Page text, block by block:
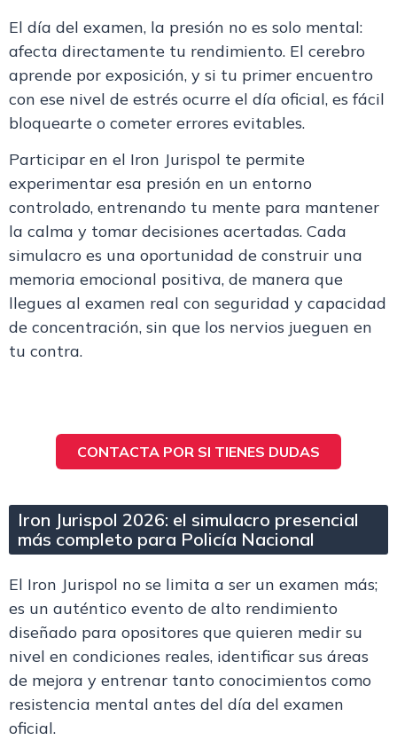
El día del examen, la presión no es solo mental:
afecta directamente tu rendimiento. El cerebro
aprende por exposición, y si tu primer encuentro
con ese nivel de estrés ocurre el día oficial, es fácil
bloquearte o cometer errores evitables.
Participar en el Iron Jurispol te permite
experimentar esa presión en un entorno
controlado, entrenando tu mente para mantener
la calma y tomar decisiones acertadas. Cada
simulacro es una oportunidad de construir una
memoria emocional positiva, de manera que
llegues al examen real con seguridad y capacidad
de concentración, sin que los nervios jueguen en
tu contra.
CONTACTA POR SI TIENES DUDAS
Iron Jurispol 2026: el simulacro presencial
más completo para Policía Nacional
El Iron Jurispol no se limita a ser un examen más;
es un auténtico evento de alto rendimiento
diseñado para opositores que quieren medir su
nivel en condiciones reales, identificar sus áreas
de mejora y entrenar tanto conocimientos como
resistencia mental antes del día del examen
oficial.